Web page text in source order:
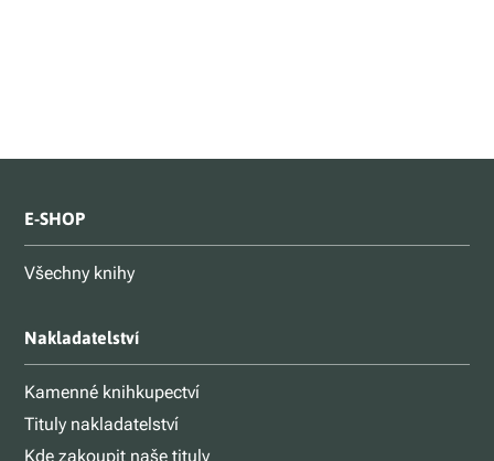
E-SHOP
Všechny knihy
Nakladatelství
Kamenné knihkupectví
Tituly nakladatelství
Kde zakoupit naše tituly